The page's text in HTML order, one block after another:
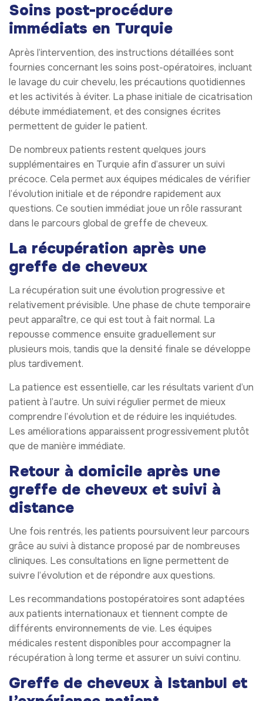
Soins post-procédure
immédiats en Turquie
Après l’intervention, des instructions détaillées sont
fournies concernant les soins post-opératoires, incluant
le lavage du cuir chevelu, les précautions quotidiennes
et les activités à éviter. La phase initiale de cicatrisation
débute immédiatement, et des consignes écrites
permettent de guider le patient.
De nombreux patients restent quelques jours
supplémentaires en Turquie afin d’assurer un suivi
précoce. Cela permet aux équipes médicales de vérifier
l’évolution initiale et de répondre rapidement aux
questions. Ce soutien immédiat joue un rôle rassurant
dans le parcours global de greffe de cheveux.
La récupération après une
greffe de cheveux
La récupération suit une évolution progressive et
relativement prévisible. Une phase de chute temporaire
peut apparaître, ce qui est tout à fait normal. La
repousse commence ensuite graduellement sur
plusieurs mois, tandis que la densité finale se développe
plus tardivement.
La patience est essentielle, car les résultats varient d’un
patient à l’autre. Un suivi régulier permet de mieux
comprendre l’évolution et de réduire les inquiétudes.
Les améliorations apparaissent progressivement plutôt
que de manière immédiate.
Retour à domicile après une
greffe de cheveux et suivi à
distance
Une fois rentrés, les patients poursuivent leur parcours
grâce au suivi à distance proposé par de nombreuses
cliniques. Les consultations en ligne permettent de
suivre l’évolution et de répondre aux questions.
Les recommandations postopératoires sont adaptées
aux patients internationaux et tiennent compte de
différents environnements de vie. Les équipes
médicales restent disponibles pour accompagner la
récupération à long terme et assurer un suivi continu.
Greffe de cheveux à Istanbul et